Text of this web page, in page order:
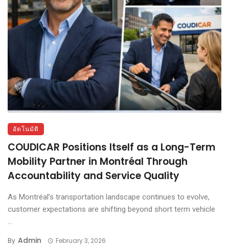
อัตโนมัติ
COUDICAR Positions Itself as a Long-Term
Mobility Partner in Montréal Through
Accountability and Service Quality
As Montréal’s transportation landscape continues to evolve,
customer expectations are shifting beyond short term vehicle
...
By Admin February 3, 2026